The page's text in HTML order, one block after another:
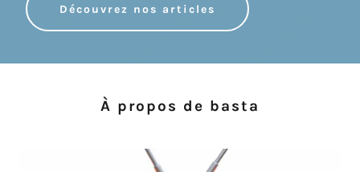
Découvrez nos articles
À propos de basta